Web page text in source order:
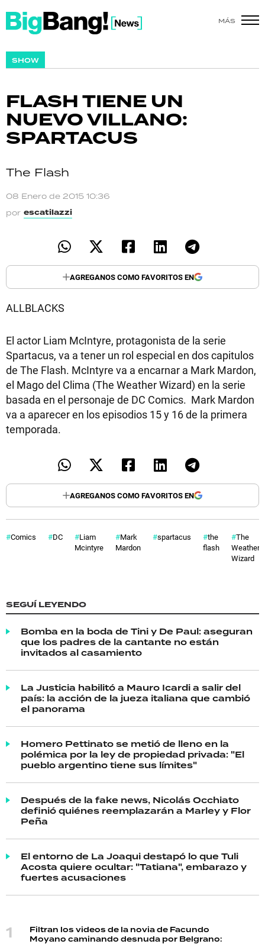
MÁS
SHOW
FLASH TIENE UN
NUEVO VILLANO:
SPARTACUS
The Flash
08 Enero de 2015 10:36
por escatilazzi
AGREGANOS COMO FAVORITOS EN
ALLBLACKS
El actor Liam McIntyre, protagonista de la serie
Spartacus, va a tener un rol especial en dos capitulos
de The Flash. McIntyre va a encarnar a Mark Mardon,
el Mago del Clima (The Weather Wizard) en la serie
basada en el personaje de DC Comics. Mark Mardon
va a aparecer en los episodios 15 y 16 de la primera
temporada.
AGREGANOS COMO FAVORITOS EN
Comics DC
Liam
Mcintyre
Mark
Mardon
spartacus
the
flash
The
Weather
Wizard
SEGUÍ LEYENDO
Bomba en la boda de Tini y De Paul: aseguran
que los padres de la cantante no están
invitados al casamiento
La Justicia habilitó a Mauro Icardi a salir del
país: la acción de la jueza italiana que cambió
el panorama
Homero Pettinato se metió de lleno en la
polémica por la ley de propiedad privada: "El
pueblo argentino tiene sus límites"
Después de la fake news, Nicolás Occhiato
definió quiénes reemplazarán a Marley y Flor
Peña
El entorno de La Joaqui destapó lo que Tuli
Acosta quiere ocultar: "Tatiana", embarazo y
fuertes acusaciones
Filtran los videos de la novia de Facundo
Moyano caminando desnuda por Belgrano:
SHOW
ACTUALIDAD
POLICIALES
ECONOMÍA
GRAN HERMANO
SALUD
DEPORTES
TECNOLOGÍA
RECETAS
PALABRAS
HORÓSCOPO
Seguinos